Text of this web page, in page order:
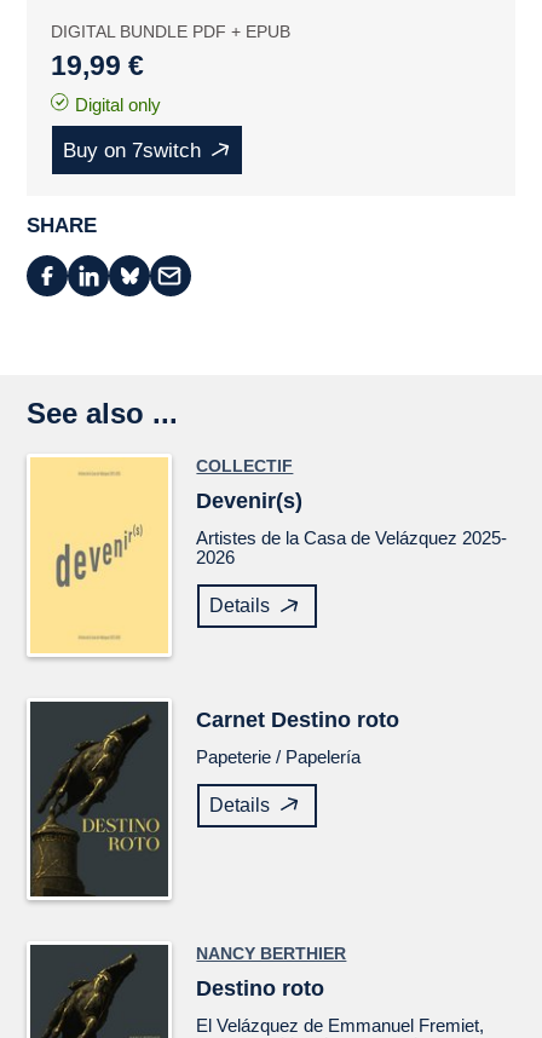
DIGITAL BUNDLE PDF + EPUB
19,99 €
Digital only
Buy on 7switch
SHARE
See also ...
COLLECTIF
Devenir(s)
Artistes de la Casa de Velázquez 2025-
2026
Details
Carnet Destino roto
Papeterie / Papelería
Details
NANCY BERTHIER
Destino roto
ElVelázquez de Emmanuel Fremiet,